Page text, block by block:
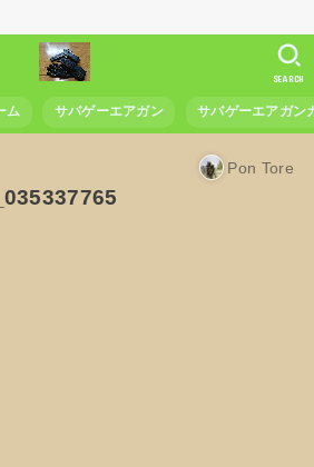
ム サバゲーエアガン サバゲーエアガン
SEARCH
Pon Tore